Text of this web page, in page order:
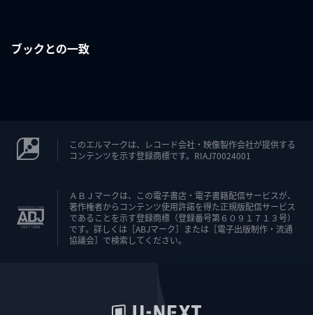
ブックとの一致
このエルマークは、レコード会社・映像製作会社が提供する
コンテンツを示す登録商標です。RIAJ70024001
ＡＢＪマークは、この電子書店・電子書籍配信サービスが、
著作権者からコンテンツ使用許諾を得た正規版配信サービス
であることを示す登録商標（登録番号第６０９１７１３号）
です。詳しくは［ABJマーク］または［電子出版制作・流通
協議会］で検索してください。